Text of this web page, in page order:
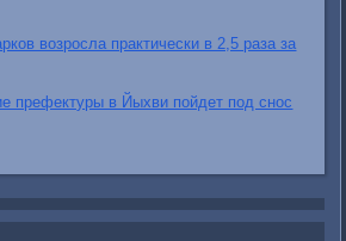
возросла практически в 2,5 раза за
префектуры в Йыхви пойдет под снос